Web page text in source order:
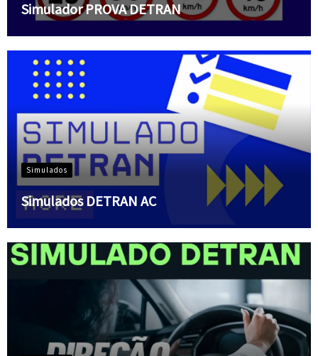
Simulador PROVA DETRAN
Simulados
Simulados DETRAN AC